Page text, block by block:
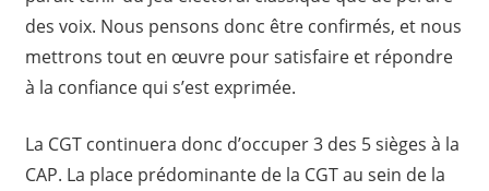
des voix. Nous pensons donc être confirmés, et nous
mettrons tout en œuvre pour satisfaire et répondre
à la confiance qui s’est exprimée.
La CGT continuera donc d’occuper 3 des 5 sièges à la
CAP. La place prédominante de la CGT au sein de la